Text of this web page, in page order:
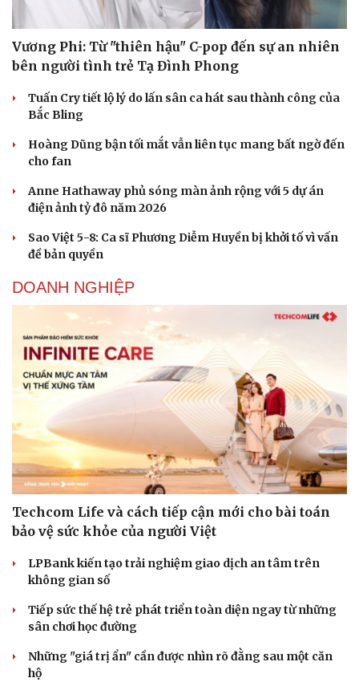
Cải chính
Vương Phi: Từ "thiên hậu" C-pop đến sự an nhiên
bên người tình trẻ Tạ Đình Phong
Tuấn Cry tiết lộ lý do lấn sân ca hát sau thành công của
Bắc Bling
Hoàng Dũng bận tối mắt vẫn liên tục mang bất ngờ đến
cho fan
Anne Hathaway phủ sóng màn ảnh rộng với 5 dự án
điện ảnh tỷ đô năm 2026
Sao Việt 5-8: Ca sĩ Phương Diễm Huyền bị khởi tố vì vấn
đề bản quyền
DOANH NGHIỆP
Techcom Life và cách tiếp cận mới cho bài toán
bảo vệ sức khỏe của người Việt
LPBank kiến tạo trải nghiệm giao dịch an tâm trên
không gian số
Tiếp sức thế hệ trẻ phát triển toàn diện ngay từ những
sân chơi học đường
Những "giá trị ẩn" cần được nhìn rõ đằng sau một căn
hộ